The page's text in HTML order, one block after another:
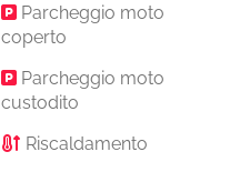
Parcheggio moto
coperto
Parcheggio moto
custodito
Riscaldamento